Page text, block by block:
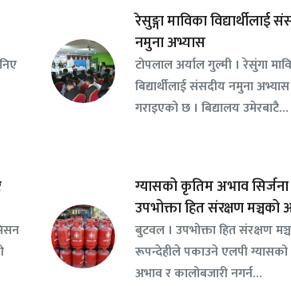
रेसुङ्गा माविका विद्यार्थीलाई
नमुना अभ्यास
टोपलाल अर्याल गुल्मी । रेसुंगा
बिद्यार्थीलाई संसदीय नमुना अभ्यास
गराइएको छ । बिद्यालय उमेरबाटै…
ग्यासको कृतिम अभाव सिर्जना
उपभोक्ता हित संरक्षण मञ्चको
बुटवल । उपभोक्ता हित संरक्षण
रूपन्देहीले पकाउने एलपी
अभाव र कालोबजारी नगर्न…